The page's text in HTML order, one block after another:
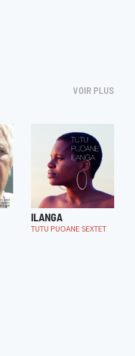
VOIR PLUS
ILANGA
TUTU PUOANE SEXTET